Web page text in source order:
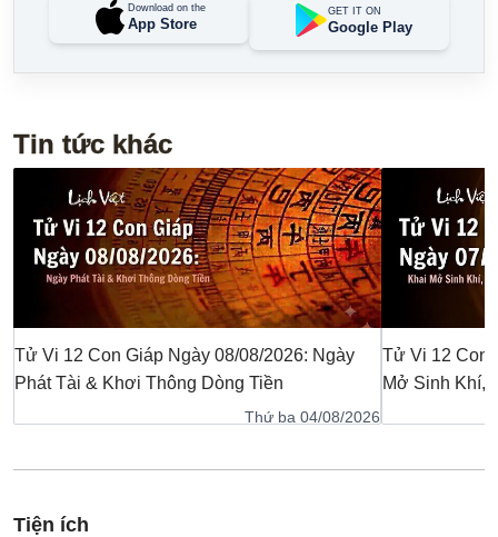
Download on the
App Store
GET IT ON
Google Play
Tin tức khác
Tử Vi 12 Con Giáp Ngày 08/08/2026: Ngày
Phát Tài & Khơi Thông Dòng Tiền
Thứ ba 04/08/2026
Tử Vi 12 Con
Mở Sinh Khí,
Tiện ích